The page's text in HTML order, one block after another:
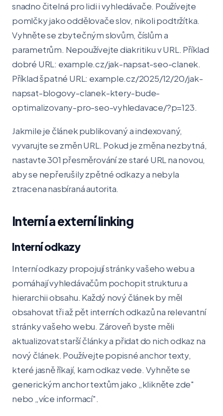
snadno čitelná pro lidi i vyhledávače. Používejte
pomlčky jako oddělovače slov, nikoli podtržítka.
Vyhněte se zbytečným slovům, číslům a
parametrům. Nepoužívejte diakritiku v URL. Příklad
dobré URL: example.cz/jak-napsat-seo-clanek.
Příklad špatné URL: example.cz/2025/12/20/jak-
napsat-blogovy-clanek-ktery-bude-
optimalizovany-pro-seo-vyhledavace/?p=123.
Jakmile je článek publikovaný a indexovaný,
vyvarujte se změn URL. Pokud je změna nezbytná,
nastavte 301 přesměrování ze staré URL na novou,
aby se nepřerušily zpětné odkazy a nebyla
ztracena nasbíraná autorita.
Interní a externí linking
Interní odkazy
Interní odkazy propojují stránky vašeho webu a
pomáhají vyhledávačům pochopit strukturu a
hierarchii obsahu. Každý nový článek by měl
obsahovat tři až pět interních odkazů na relevantní
stránky vašeho webu. Zároveň byste měli
aktualizovat starší články a přidat do nich odkaz na
nový článek. Používejte popisné anchor texty,
které jasně říkají, kam odkaz vede. Vyhněte se
generickým anchor textům jako „klikněte zde"
nebo „více informací".